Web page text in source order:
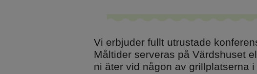
Vi erbjuder fullt utrustade
Måltider serveras på Värdshuset
ni äter vid någon av grillplatserna